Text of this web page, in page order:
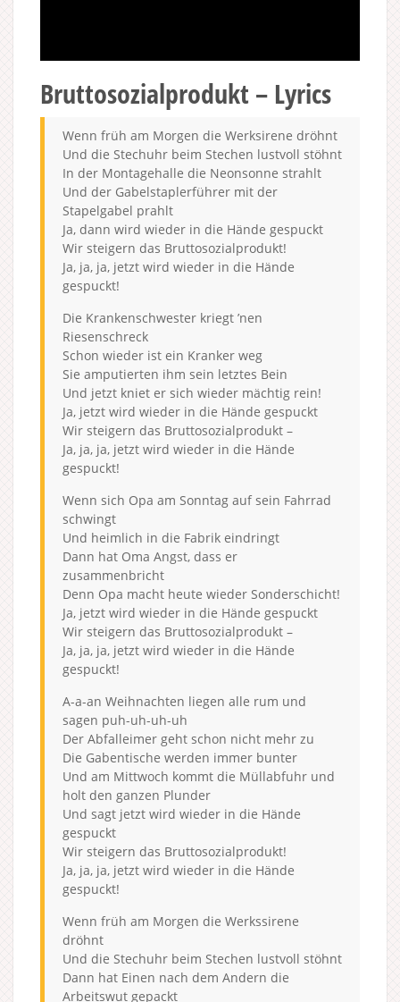
Bruttosozialprodukt – Lyrics
Wenn früh am Morgen die Werksirene dröhnt
Und die Stechuhr beim Stechen lustvoll stöhnt
In der Montagehalle die Neonsonne strahlt
Und der Gabelstaplerführer mit der
Stapelgabel prahlt
Ja, dann wird wieder in die Hände gespuckt
Wir steigern das Bruttosozialprodukt!
Ja, ja, ja, jetzt wird wieder in die Hände
gespuckt!
Die Krankenschwester kriegt ’nen
Riesenschreck
Schon wieder ist ein Kranker weg
Sie amputierten ihm sein letztes Bein
Und jetzt kniet er sich wieder mächtig rein!
Ja, jetzt wird wieder in die Hände gespuckt
Wir steigern das Bruttosozialprodukt –
Ja, ja, ja, jetzt wird wieder in die Hände
gespuckt!
Wenn sich Opa am Sonntag auf sein Fahrrad
schwingt
Und heimlich in die Fabrik eindringt
Dann hat Oma Angst, dass er
zusammenbricht
Denn Opa macht heute wieder Sonderschicht!
Ja, jetzt wird wieder in die Hände gespuckt
Wir steigern das Bruttosozialprodukt –
Ja, ja, ja, jetzt wird wieder in die Hände
gespuckt!
A-a-an Weihnachten liegen alle rum und
sagen puh-uh-uh-uh
Der Abfalleimer geht schon nicht mehr zu
Die Gabentische werden immer bunter
Und am Mittwoch kommt die Müllabfuhr und
holt den ganzen Plunder
Und sagt jetzt wird wieder in die Hände
gespuckt
Wir steigern das Bruttosozialprodukt!
Ja, ja, ja, jetzt wird wieder in die Hände
gespuckt!
Wenn früh am Morgen die Werkssirene
dröhnt
Und die Stechuhr beim Stechen lustvoll stöhnt
Dann hat Einen nach dem Andern die
Arbeitswut gepackt